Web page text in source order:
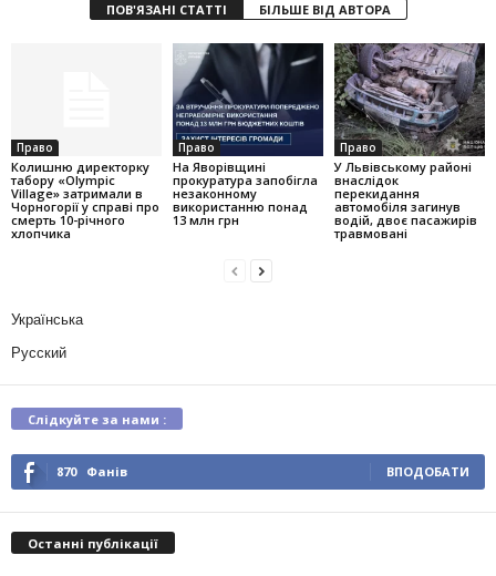
ПОВ'ЯЗАНІ СТАТТІ БІЛЬШЕ ВІД АВТОРА
Право
Колишню директорку
табору «Olympic
Village» затримали в
Чорногорії у справі про
смерть 10-річного
хлопчика
Право
На Яворівщині
прокуратура запобігла
незаконному
використанню понад
13 млн грн
Право
У Львівському районі
внаслідок
перекидання
автомобіля загинув
водій, двоє пасажирів
травмовані
Українська
Русский
Слідкуйте за нами :
870 Фанів ВПОДОБАТИ
Останні публікації